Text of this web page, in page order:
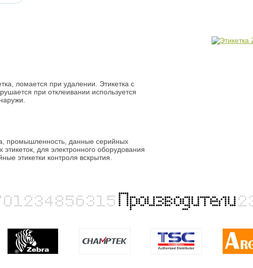
ломается при удалении. Этикетка с
при отклеивании используется
промышленность, данные серийных
для электронного оборудования
этикетки контроля вскрытия.